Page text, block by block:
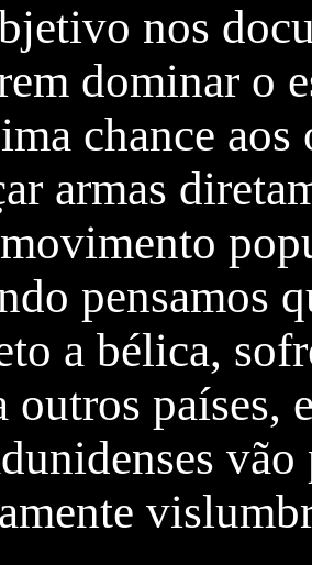
nos
dominar o
chance aos
armas
pensamos
a bélica,
outros países,